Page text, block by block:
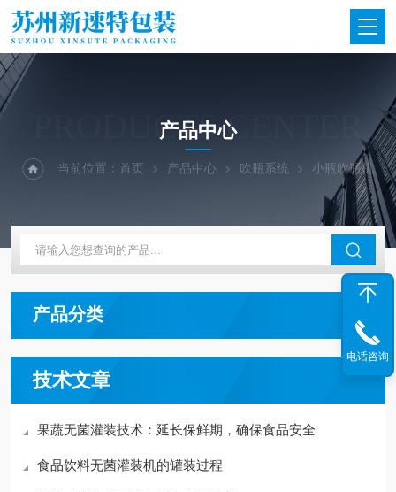
PRODUCTS CENTER
产品中心
当前位置： 首页 产品中心 吹瓶系统 小瓶吹瓶机
产品分类
技术文章
果蔬无菌灌装技术：延长保鲜期，确保食品安全
食品饮料无菌灌装机的罐装过程
电话咨询